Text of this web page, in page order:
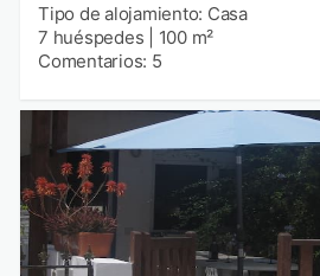
Tipo de alojamiento: Casa
7 huéspedes
100 m²
Comentarios: 5